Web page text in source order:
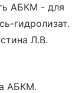
АБКМ - для
гидролизат.
Л.В.
АБКМ.